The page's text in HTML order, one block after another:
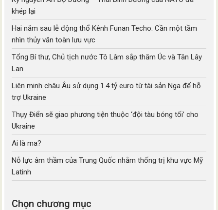
khép lại
Hai năm sau lễ động thổ Kênh Funan Techo: Cần một tầm
nhìn thủy văn toàn lưu vực
Tổng Bí thư, Chủ tịch nước Tô Lâm sắp thăm Úc và Tân Lây
Lan
Liên minh châu Âu sử dụng 1.4 tỷ euro từ tài sản Nga để hỗ
trợ Ukraine
Thụy Điển sẽ giao phương tiện thuộc ‘đội tàu bóng tối’ cho
Ukraine
Ai là ma?
Nỗ lực âm thầm của Trung Quốc nhằm thống trị khu vực Mỹ
Latinh
Chọn chương mục